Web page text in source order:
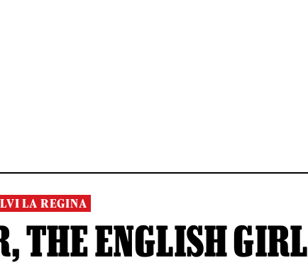
LA REGINA
THE ENGLISH GIRL